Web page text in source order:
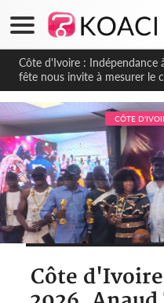
Côte d'Ivoire : Indépendance
fête nous invite à mesurer le
notre engagement collectif
CÔTE
Côte